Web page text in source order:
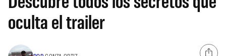
oculta el trailer